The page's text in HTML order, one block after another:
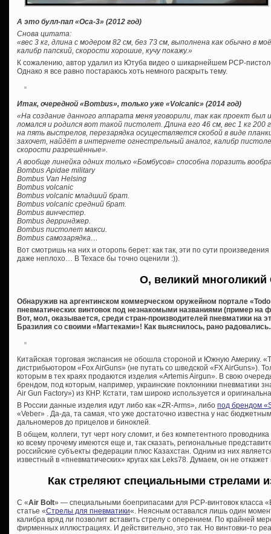
А это булл-пап «Оса-3» (2012 год)
Снова цитата:
«вес 3 кг, длина с модером 82 см, без 73 см, выполнена как обычно в
калибр папский, скорости хорошие, кучу покажу.»
К сожалению, автор удалил из Ютуба видео о шикарнейшем PCP-
Однако я все равно постараюсь хоть немного раскрыть тему.
Итак, очередной «Bombus», только уже «Volcanic» (2014 год)
«На создание данного аппарата меня уговорили, так как проект был
ломался и родился вот такой пистолет. Длина его 46 см, вес 1 кг
на пять выстрелов, перезарядка осуществляется скобой в виде
захочет, найдёт в интернете огнестрельный аналог, калибр
скорости разрешённые».
А вообще линейка одних только «Бомбусов» способна поразить
Bombus Apidae military
Bombus Van Helsing
Bombus volcanic
Bombus volcanic младший брат.
Bombus volcanic средний брат.
Bombus винчестер.
Bombus дерринджер.
Bombus пистолет макси.
Bombus самозарядка…
Вот смотришь на них и оторопь берет: как так, эти по сути
даже неплохо… В Техасе бы точно оценили :)).
О, великий
Обнаружив на аргентинском коммерческом оружейном портале
пневматических винтовок под незнакомыми названиями (пример на
Вот, мол, оказывается, среди стран-производителей пневматики на
Бразилия со своими «Магтеками»! Как выяснилось, рано
Китайская торговая экспансия не обошла стороной и Южную Америку.
дистрибьютором «Fox AirGuns» (не путать со шведской «FX AirGuns»).
которым в тех краях продаются изделия «Artemis Airgun». В свою
брендом, под которым, например, украинские поклонники пневматики
Air Gun Factory») из КНР. Кстати, там широко используется и
В России данные изделия идут либо как «ZR-Arms», либо под брендом
«Veber» . Да-да, та самая, что уже достаточно известна у нас
дальномеров до прицелов и биноклей.
В общем, коллеги, тут черт ногу сломит, и без компетентного
ко всему прочему имеются еще и, так сказать, региональные
российские субъекты федерации плюс Казахстан. Одним из них
известный в «пневматических» кругах как Leks78. Думаем, он не
Как стреляют специальными стрелами
С «Air Bolt» — специальными боеприпасами для PCP-винтовок класса
статье «Стрелы для пневматики«. Неясным оставался лишь один
калибра вряд ли позволит вставить стрелу с оперением. По крайней
фирменных иллюстрациях. И действительно, это так. Но винтовки-то